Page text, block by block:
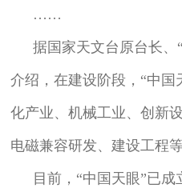
……
据国家天文台原台长、
介绍，在建设阶段，“中国
化产业、机械工业、创新
电磁兼容研发、建设工程
目前，“中国天眼”已